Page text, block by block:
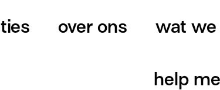
over ons wat we
help